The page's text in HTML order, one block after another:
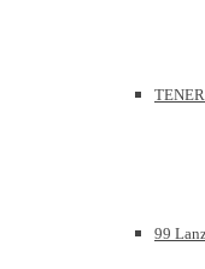
99